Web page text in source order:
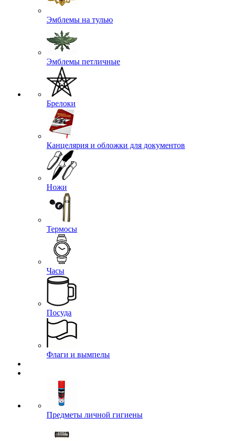
Эмблемы на тулью
Эмблемы петличные
Брелоки
Канцелярия и обложки для документов
Ножи
Термосы
Часы
Посуда
Флаги и вымпелы
Предметы личной гигиены